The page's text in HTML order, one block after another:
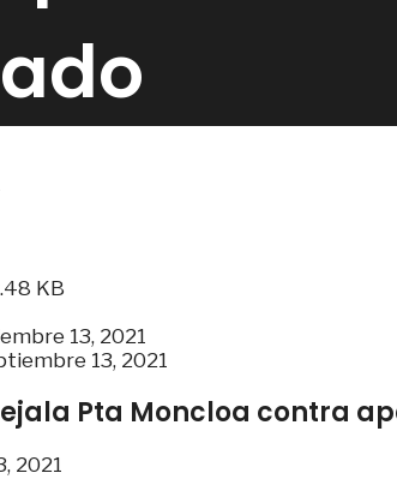
KB
13, 2021
13, 2021
Pta Moncloa contra
2021